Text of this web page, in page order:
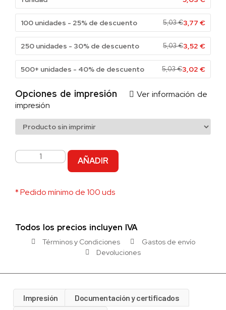
100 unidades - 25% de descuento 5,03€3,77 €
250 unidades - 30% de descuento 5,03€3,52 €
500+ unidades - 40% de descuento 5,03€3,02 €
Opciones de impresión
Ver información de
impresión
AÑADIR
* Pedido mínimo de 100 uds
Todos los precios incluyen IVA
Términos y Condiciones
Gastos de envío
Devoluciones
Impresión
Documentación y certificados